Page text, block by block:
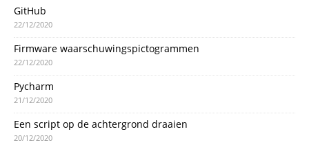
GitHub
22/12/2020
Firmware waarschuwingspictogrammen
22/12/2020
Pycharm
21/12/2020
Een script op de achtergrond draaien
20/12/2020